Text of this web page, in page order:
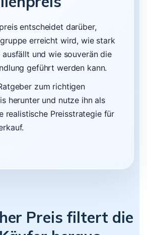
entscheidet darüber,
erreicht wird, wie stark
und wie souverän die
geführt werden kann.
zum richtigen
herunter und nutze ihn als
realistische Preisstrategie für
Preis filtert die